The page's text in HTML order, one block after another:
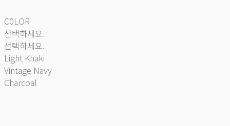
C0LOR
선택하세요.
선택하세요.
Light Khaki
Vintage Navy
Charcoal